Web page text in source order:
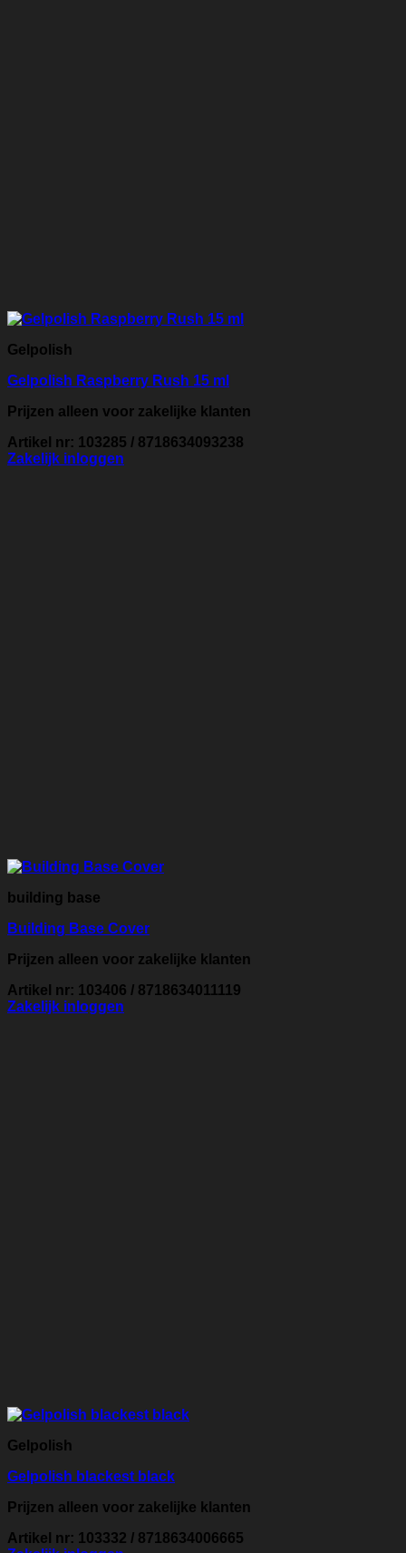
Gelpolish
Gelpolish Raspberry Rush 15 ml
Prijzen alleen voor zakelijke klanten
Artikel nr: 103285 / 8718634093238
Zakelijk inloggen
building base
Building Base Cover
Prijzen alleen voor zakelijke klanten
Artikel nr: 103406 / 8718634011119
Zakelijk inloggen
Gelpolish
Gelpolish blackest black
Prijzen alleen voor zakelijke klanten
Artikel nr: 103332 / 8718634006665